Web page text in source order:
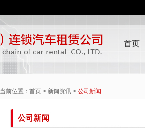
首页
当前位置： 首页 > 新闻资讯 > 公司新闻
公司新闻